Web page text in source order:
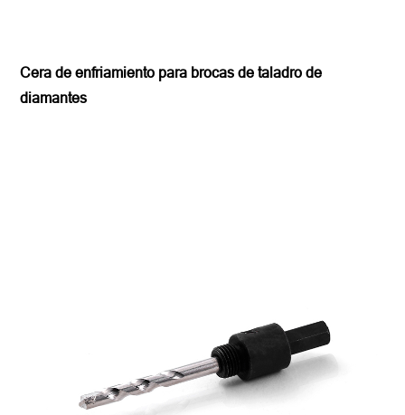
Cera de enfriamiento para brocas de taladro de
diamantes